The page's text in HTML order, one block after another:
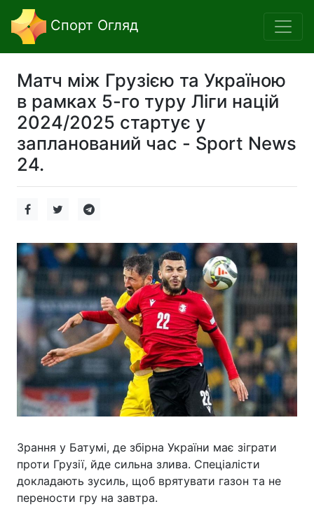
Спорт Огляд
Матч між Грузією та Україною
в рамках 5-го туру Ліги націй
2024/2025 стартує у
запланований час - Sport News
24.
Зрання у Батумі, де збірна України має зіграти
проти Грузії, йде сильна злива. Спеціалісти
докладають зусиль, щоб врятувати газон та не
перености гру на завтра.